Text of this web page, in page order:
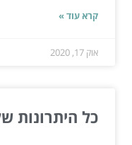
קרא עוד »
אוק 17, 2020
כל היתרונות